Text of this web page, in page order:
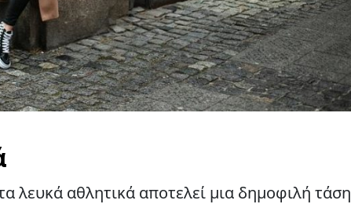
λευκά αθλητικά αποτελεί μια δημοφιλή τάση